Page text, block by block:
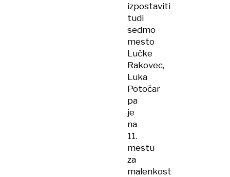
izpostaviti
tudi
sedmo
mesto
Lučke
Rakovec,
Luka
Potočar
pa
je
na
11.
mestu
za
malenkost